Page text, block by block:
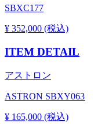
SBXC177
¥ 352,000 (税込)
ITEM DETAIL
アストロン
ASTRON SBXY063
¥ 165,000 (税込)